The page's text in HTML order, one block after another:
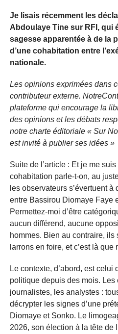
Je lisais récemment les
Abdoulaye Tine sur RFI, qui
sagesse apparentée à de la
d’une cohabitation entre
nationale.
Les opinions exprimées dans
contributeur externe.
plateforme qui encourage la
des opinions et les débats
notre charte éditoriale « Sur
est invité à publier ses idées »
Suite de l’article : Et je me
cohabitation parle-t-on, au
les observateurs s’évertuent
entre Bassirou Diomaye Faye
Permettez-moi d’être
aucun différend, aucune
hommes. Bien au contraire, ils
larrons en foire, et c’est là
Le contexte, d’abord, est celui
politique depuis des mois. Les
journalistes, les analystes :
décrypter les signes d’une
Diomaye et Sonko. Le
2026, son élection à la tête de